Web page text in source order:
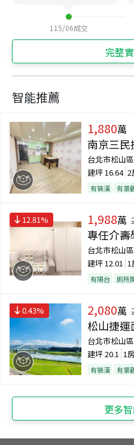
115/06成交
完整
智能推薦
1,880萬
南京三民
台北市松山
建坪16.64 2
有裝潢 有景
12.81% 1,988萬
專任介壽
台北市松山
建坪12.01 1
有陽台 廁所
0.43% 2,080萬
松山捷運
台北市松山
建坪20.1 1
有裝潢 有景
更多